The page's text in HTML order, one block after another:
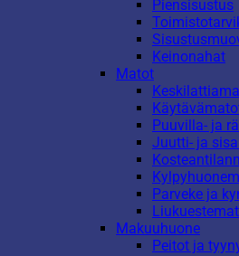
Piensisustus
Keinonahat
Matot
Puuvilla- ja
Juutti- ja
Parveke ja
Makuuhuone
Peitot ja